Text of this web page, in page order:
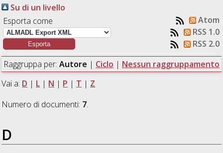
Su di un livello
Esporta come
Atom
RSS 1.0
RSS 2.0
Raggruppa per: Autore | Ciclo | Nessun raggruppamento
Vai a: D | L | N | P | T | Z
Numero di documenti: 7.
D